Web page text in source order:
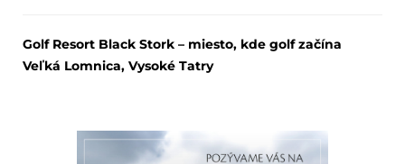
Golf Resort Black Stork – miesto, kde golf začína
Veľká Lomnica, Vysoké Tatry